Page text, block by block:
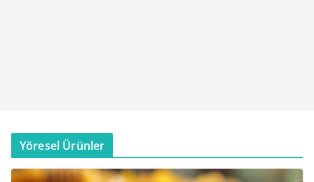
Yöresel Ürünler